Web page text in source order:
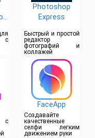
с
Photoshop
Express
Быстрый и простой
редактор
фотографий и
коллажей
с
FaceApp
Создавайте
качественные
селфи легким
движением руки